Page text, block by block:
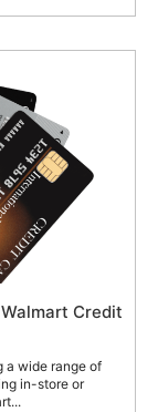
Credit
a wide range of
in-store or